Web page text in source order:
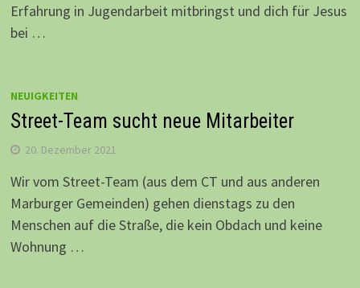
Erfahrung in Jugendarbeit mitbringst und dich für Jesus
bei …
NEUIGKEITEN
Street-Team sucht neue Mitarbeiter
20. Dezember 2021
Wir vom Street-Team (aus dem CT und aus anderen
Marburger Gemeinden) gehen dienstags zu den
Menschen auf die Straße, die kein Obdach und keine
Wohnung …